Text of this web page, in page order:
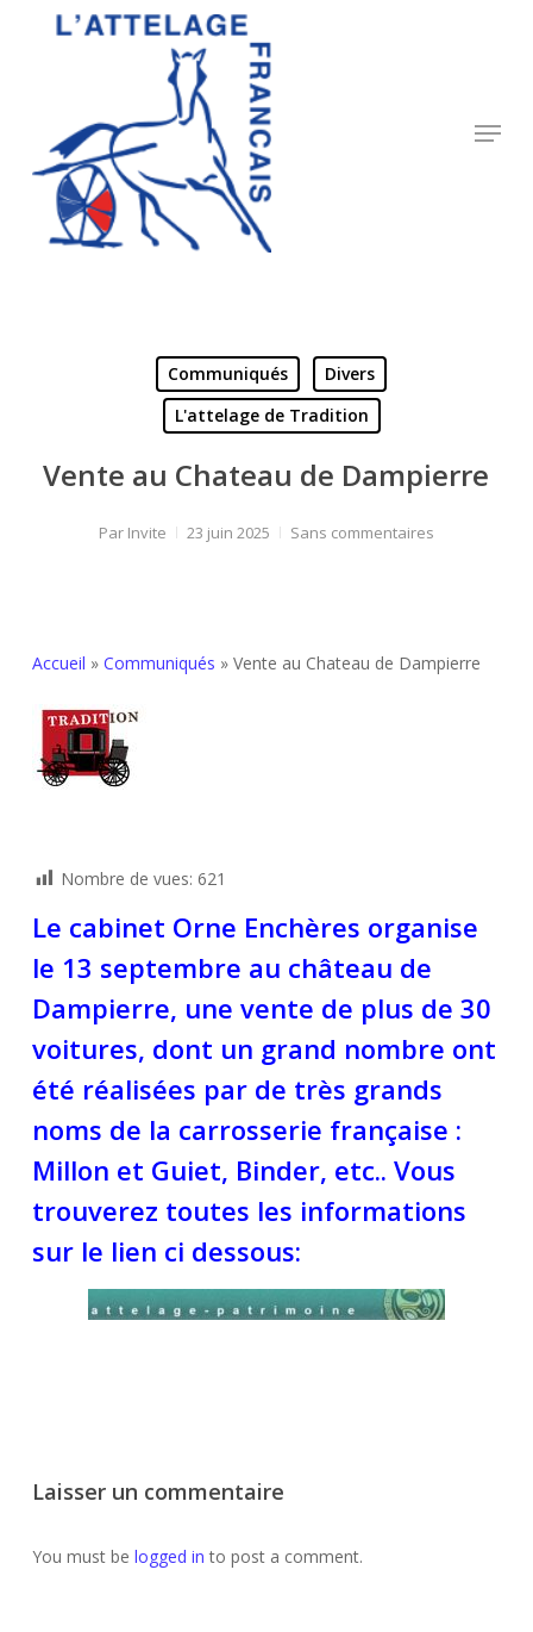
Menu
Communiqués
Divers
L'attelage de Tradition
Vente au Chateau de Dampierre
Par Invite 23 juin 2025 Sans commentaires
Accueil » Communiqués » Vente au Chateau de Dampierre
Nombre de vues: 621
Le cabinet Orne Enchères organise
le 13 septembre au château de
Dampierre, une vente de plus de 30
voitures, dont un grand nombre ont
été réalisées par de très grands
noms de la carrosserie française :
Millon et Guiet, Binder, etc.. Vous
trouverez toutes les informations
sur le lien ci dessous:
Laisser un commentaire
You must be logged in to post a comment.